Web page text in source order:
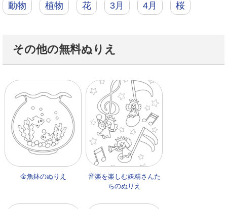
動物 植物 花 3月 4月 桜
その他の無料ぬりえ
金魚鉢のぬりえ
音楽を楽しむ妖精さんた
ちのぬりえ